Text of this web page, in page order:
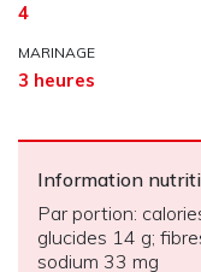
4
MARINAGE
3 heures
Information
Par portion:
glucides 14 g;
sodium 33 mg